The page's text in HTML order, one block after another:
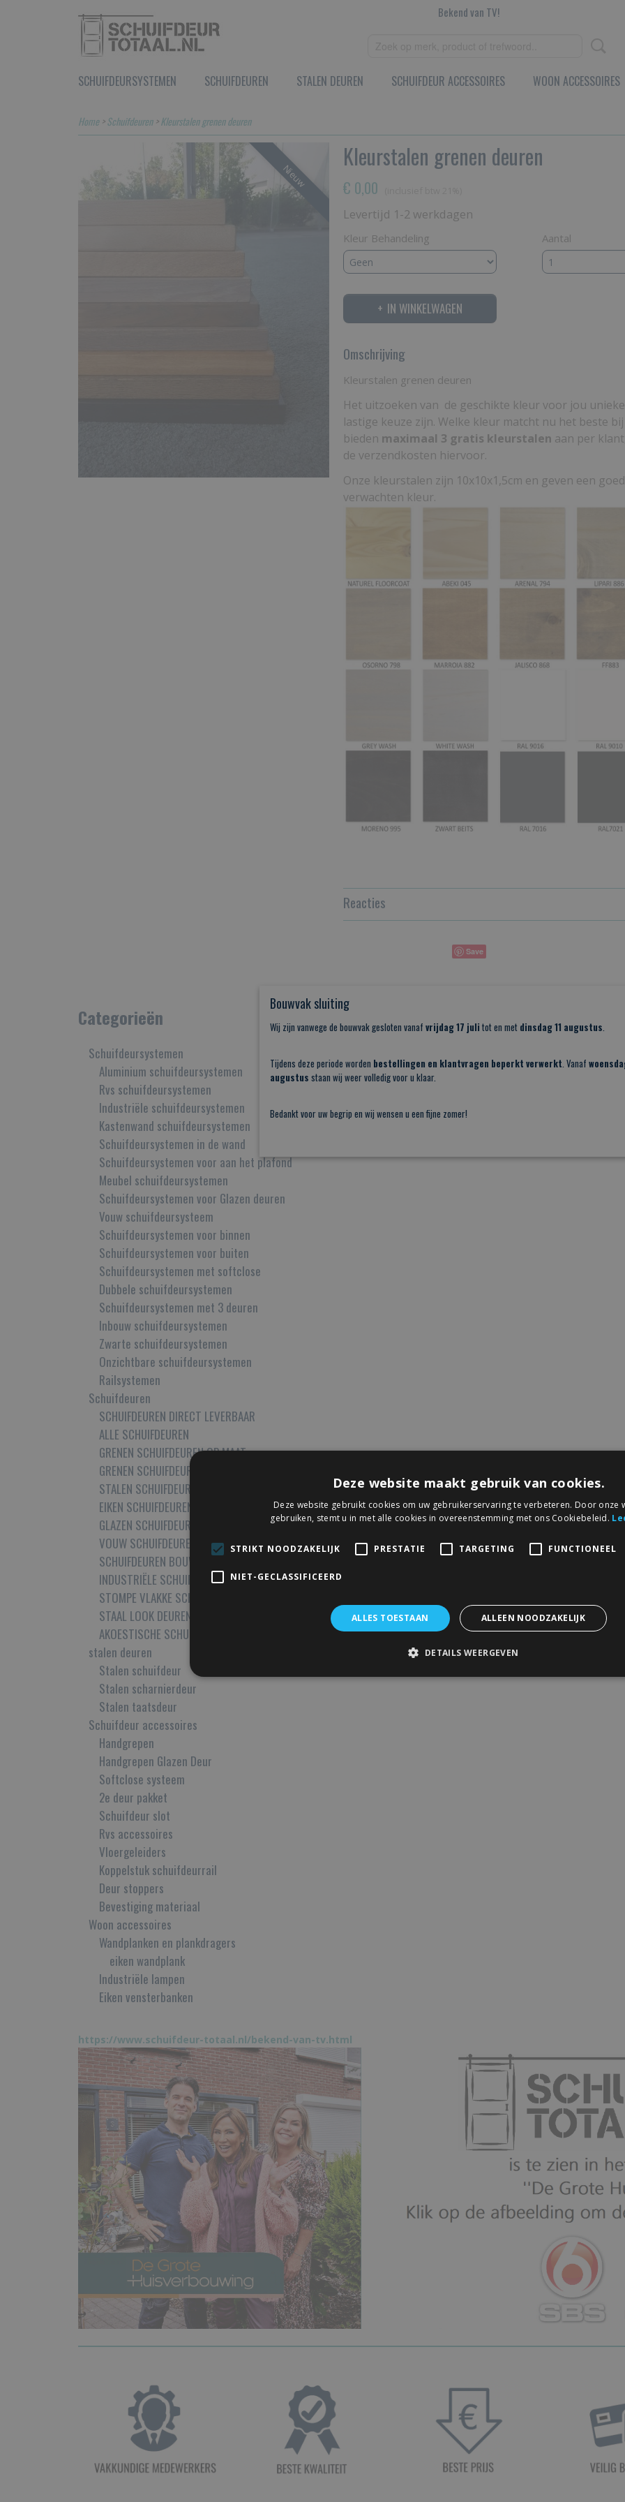
Bekend van TV!
SCHUIFDEURSYSTEMEN SCHUIFDEUREN STALEN DEUREN SCHUIFDEUR ACCESSOIRES WOON ACCESSOIRES
Home>Schuifdeuren>Kleurstalen grenen deuren
Nieuw
Kleurstalen grenen deuren
€ 0,00
Levertijd 1-2 werkdagen
Kleur Behandeling Aantal
IN WINKELWAGEN
Omschrijving
Kleurstalen grenen deuren
Het uitzoeken van de geschikte kleur voor jou
lastige keuze zijn. Welke kleur matcht nu het beste
bieden maximaal 3 gratis kleurstalen aan per
de verzendkosten hiervoor.
Onze kleurstalen zijn 10x10x1,5cm en geven een
verwachten kleur.
Reacties
Save
Categorieën
Schuifdeursystemen
Aluminium schuifdeursystemen
Rvs schuifdeursystemen
Industriële schuifdeursystemen
Kastenwand schuifdeursystemen
Schuifdeursystemen in de wand
Schuifdeursystemen voor aan het plafond
Meubel schuifdeursystemen
Schuifdeursystemen voor Glazen deuren
Vouw schuifdeursysteem
Schuifdeursystemen voor binnen
Schuifdeursystemen voor buiten
Schuifdeursystemen met softclose
Dubbele schuifdeursystemen
Schuifdeursystemen met 3 deuren
Inbouw schuifdeursystemen
Zwarte schuifdeursystemen
Onzichtbare schuifdeursystemen
Railsystemen
Schuifdeuren
SCHUIFDEUREN DIRECT LEVERBAAR
ALLE SCHUIFDEUREN
GRENEN SCHUIFDEUREN OP MAAT
GRENEN SCHUIFDEUREN MET GLAS OP MAAT
STALEN SCHUIFDEUREN MET GLAS OP MAAT
EIKEN SCHUIFDEUREN OP MAAT
GLAZEN SCHUIFDEUREN OP MAAT
VOUW SCHUIFDEUREN
SCHUIFDEUREN BOUWPAKKET
INDUSTRIËLE SCHUIFDEUREN OP MAAT
STOMPE VLAKKE SCHUIFDEUR OP MAAT
STAAL LOOK DEUREN
AKOESTISCHE SCHUIFDEUREN
stalen deuren
Stalen schuifdeur
Stalen scharnierdeur
Stalen taatsdeur
Schuifdeur accessoires
Handgrepen
Handgrepen Glazen Deur
Softclose systeem
2e deur pakket
Schuifdeur slot
Rvs accessoires
Vloergeleiders
Koppelstuk schuifdeurrail
Deur stoppers
Bevestiging materiaal
Woon accessoires
Wandplanken en plankdragers
eiken wandplank
Industriële lampen
Eiken vensterbanken
https://www.schuifdeur-totaal.nl/bekend-van-tv.html
Bouwvak sluiting
Wij zijn vanwege de bouwvak gesloten vanaf vrijdag 17 juli tot en met dinsdag 11 augustus.
Tijdens deze periode worden bestellingen en klantvragen beperkt verwerkt. Vanaf
augustus staan wij weer volledig voor u klaar.
Bedankt voor uw begrip en wij wensen u een fijne zomer!
Deze website maakt gebruik van cookies.
Deze website gebruikt cookies om uw gebruikerservaring te verbeteren. Door onze
gebruiken, stemt u in met alle cookies in overeenstemming met ons Cookiebeleid.
STRIKT NOODZAKELIJK PRESTATIE TARGETING FUNCTIONEEL
NIET-GECLASSIFICEERD
ALLES TOESTAAN ALLEEN NOODZAKELIJK
DETAILS WEERGEVEN